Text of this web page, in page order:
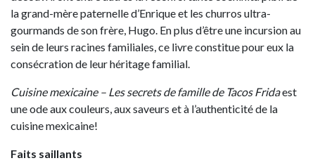
la grand-mère paternelle d’Enrique et les churros ultra-
gourmands de son frère, Hugo. En plus d’être une incursion au
sein de leurs racines familiales, ce livre constitue pour eux la
consécration de leur héritage familial.
Cuisine mexicaine – Les secrets de famille de Tacos Fridaest
une ode aux couleurs, aux saveurs et à l’authenticité de la
cuisine mexicaine!
Faits saillants